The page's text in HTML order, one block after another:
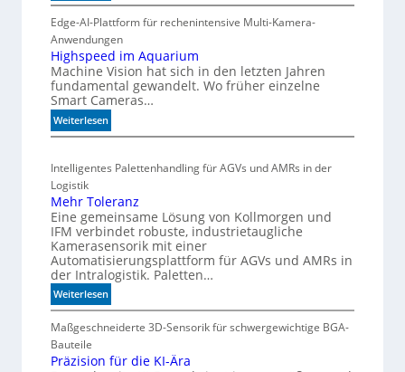
m
s
c
h
e
ä
e
d
e
h
u
n
e
r
t
ü
r
m
t
v
r
i
a
b
l
S
t
u
C
o
i
l
s
z
ä
h
l
n
Edge-AI-Plattform für rechenintensive Multi-Kamera-
Anwendungen
Highspeed im Aquarium
Machine Vision hat sich in den letzten Jahren
fundamental gewandelt. Wo früher einzelne
Smart Cameras…
Weiterlesen:
H
g
s
p
e
e
d
i
m
A
q
a
Intelligentes Palettenhandling für AGVs und AMRs in der
Logistik
Mehr Toleranz
Eine gemeinsame Lösung von Kollmorgen und
IFM verbindet robuste, industrietaugliche
Kamerasensorik mit einer
Automatisierungsplattform für AGVs und AMRs in
der Intralogistik. Paletten…
Weiterlesen:
M
e
r
Maßgeschneiderte 3D-Sensorik für schwergewichtige BGA-
Bauteile
Präzision für die KI-Ära